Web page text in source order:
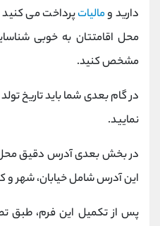
دارید ومالیاتپرداخت می
محل اقامتتان به خوبی
مشخص کنید.
در گام بعدی شما باید تاریخ
نمایید.
در بخش بعدی آدرس دقیق محل
این آدرس شامل خیابان، شهر
پس از تکمیل این فرم، طبق